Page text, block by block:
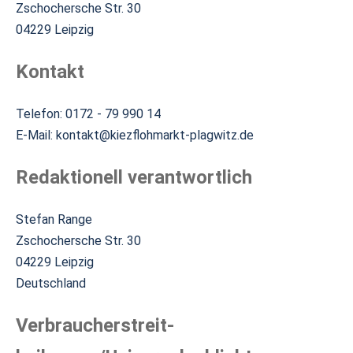
Zschochersche Str. 30
04229 Leipzig
Kontakt
Telefon: 0172 - 79 990 14
E-Mail: kontakt@kiezflohmarkt-plagwitz.de
Redaktionell verantwortlich
Stefan Range
Zschochersche Str. 30
04229 Leipzig
Deutschland
Verbraucher­streit­